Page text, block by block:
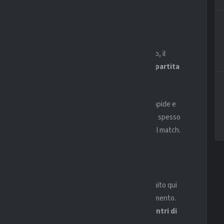
più prudente. Lontano dal proprio stadio, il
media che si attesta sotto
1 gol realizzato a partita
elevata contro le squadre di vertice.
un blocco compatto, puntando su ripartenze rapide e
alta la pressione e il possesso palla, fatica spesso
spazi soprattutto nella seconda metà del match.
BAYARENA
questo confronto. Il Bayer Leverkusen ha costruito qui
di gioco e a una notevole continuità di rendimento.
il Leverkusen ha vinto oltre il
70% degli incontri di